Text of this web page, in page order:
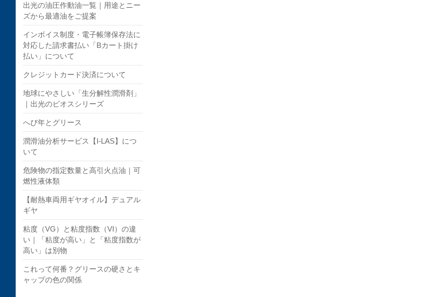
出光の油圧作動油一覧｜用途とニー
ズから最適油をご提案
インボイス制度・電子帳簿保存法に
対応した請求書払い「Bカート掛け
払い」について
クレジットカード決済について
地球にやさしい「生分解性潤滑剤」
｜出光のビオスシリーズ
へび年とグリース
潤滑油分析サービス【I-LAS】につ
いて
危険物の指定数量と高引火点油｜可
燃性液体類
【耐熱車両用ギヤオイル】デュアル
ギヤ
粘度（VG）と粘度指数（VI）の違
い｜「粘度が高い」と「粘度指数が
高い」は別物
これって何番？グリースの硬さとキ
ャップの色の関係